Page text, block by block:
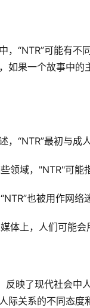
，“NTR”可能有
如果一个故事中
，“NTR”最初与成
领域，"NTR"可能
也被用作网络
体上，人们可能会
反映了现代社会
际关系的不同态度